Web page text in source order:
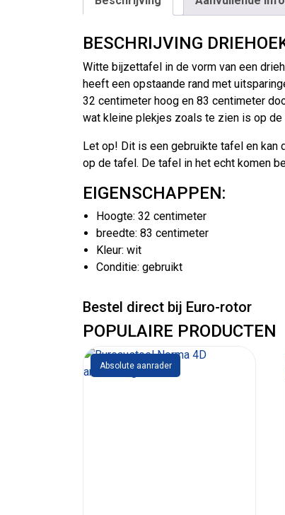
BESCHRIJVING
Witte bijzettafel in de vorm van een
heeft een opstaande rand met
32 centimeter hoog en 83 centimeter
wat kleine plekjes zoals te zien is op de
Let op! Dit is een gebruikte tafel en kan
op de tafel. De tafel in het echt komen
EIGENSCHAPPEN:
Hoogte: 32 centimeter
breedte: 83 centimeter
Kleur: wit
Conditie: gebruikt
Bestel direct bij Euro-rotor
POPULAIRE PRODUCTEN
Absolute aanrader